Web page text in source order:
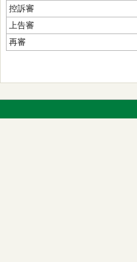
控訴審
上告審
再審